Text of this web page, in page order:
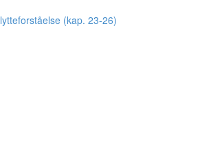
(kap. 23-26)